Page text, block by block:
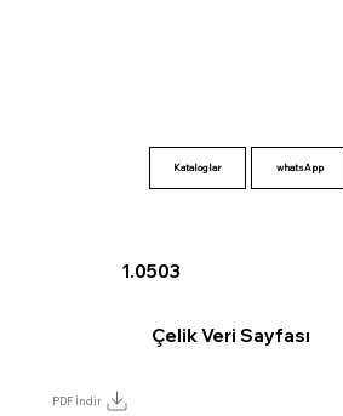
Kataloglar whatsApp
PDF İndir
1.0503
Çelik Veri Sayfası